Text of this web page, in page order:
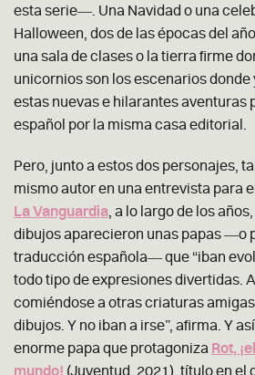
esta serie―. Una Navidad o una
Halloween, dos de las épocas del
una sala de clases o la tierra firme
unicornios son los escenarios donde
estas nuevas e hilarantes aventuras
español por la misma casa editorial.
Pero, junto a estos dos personajes,
mismo autor en una entrevista para
La Vanguardia , a lo largo de los
dibujos aparecieron unas papas ―o
traducción española― que “iban
todo tipo de expresiones divertidas.
comiéndose a otras criaturas
dibujos. Y no iban a irse”, afirma. Y
enorme papa que protagoniza Rot,
mundo! (Juventud, 2021), título en el